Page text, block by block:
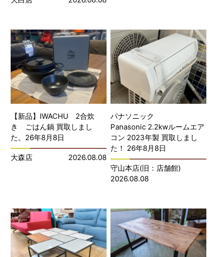
【新品】IWACHU 2合炊
き ごはん鍋 買取しまし
た。26年8月8日
大森店 2026.08.08
パナソニック
Panasonic 2.2kwルームエア
コン 2023年製 買取しまし
た！ 26年8月8日
守山本店(旧：店舗館)
2026.08.08